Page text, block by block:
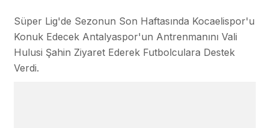
Süper Lig'de Sezonun Son Haftasında Kocaelispor'u
Konuk Edecek Antalyaspor'un Antrenmanını Vali
Hulusi Şahin Ziyaret Ederek Futbolculara Destek
Verdi.